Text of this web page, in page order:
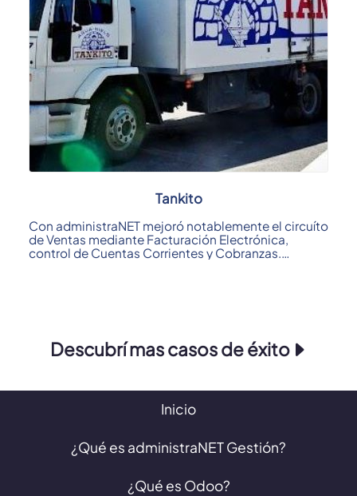
Tankito
Con administraNET mejoró notablemente el circuíto
de Ventas mediante Facturación Electrónica,
control de Cuentas Corrientes y Cobranzas.
Descubrí mas casos de éxito
Inicio
¿Qué es administraNET Gestión?
¿Qué es Odoo?